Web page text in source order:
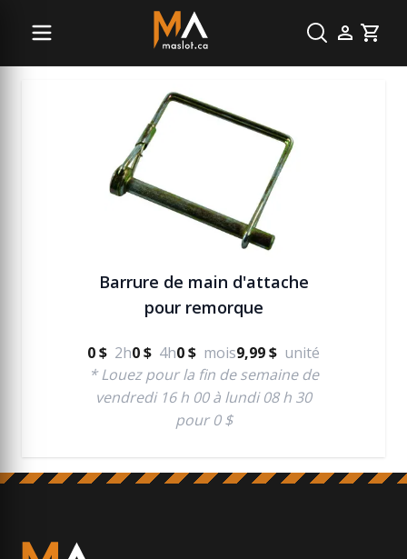
Cart
Accessoire remorque
Barrure de main d'attache
pour remorque
0 $ 2h0 $ 4h0 $ mois9,99 $ unité
* Louez pour la fin de semaine de
vendredi 16 h 00 à lundi 08 h 30
pour 0 $